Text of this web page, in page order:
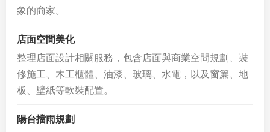
象的商家。
店面空間美化
整理店面設計相關服務，包含店面與商業空間規劃、裝
修施工、木工櫃體、油漆、玻璃、水電，以及窗簾、地
板、壁紙等軟裝配置。
陽台擋雨規劃